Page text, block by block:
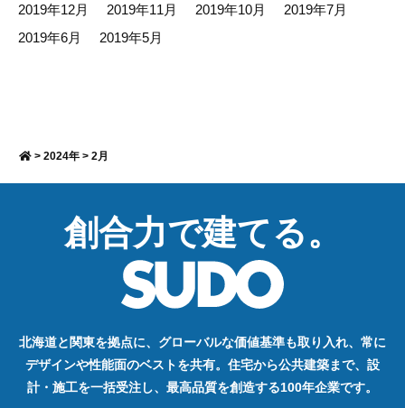
2019年12月
2019年11月 2019年10月
2019年7月
2019年6月
2019年5月
> 2024年 > 2月
創合力で建てる。
北海道と関東を拠点に、グローバルな価値基準も取り入れ、常に
デザインや性能面のベストを共有。住宅から公共建築まで、設
計・施工を一括受注し、最高品質を創造する100年企業です。